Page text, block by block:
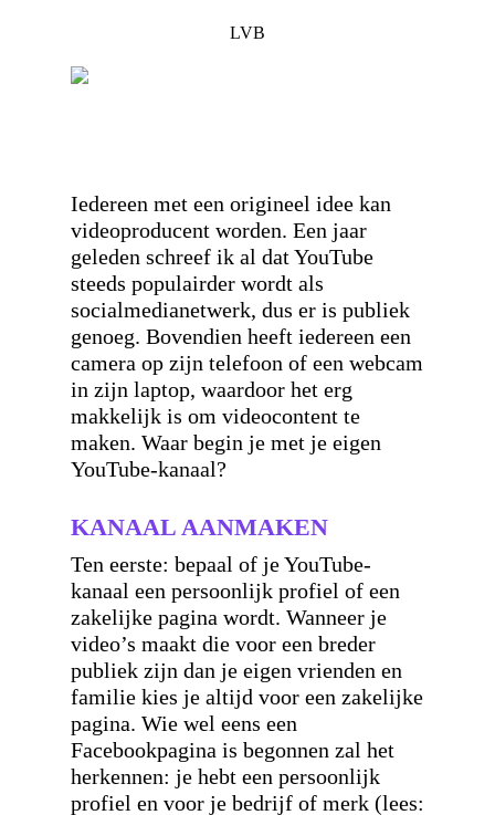
LVB
Iedereen met een origineel idee kan
videoproducent worden. Een jaar
geleden schreef ik al dat YouTube
steeds populairder wordt als
socialmedianetwerk, dus er is publiek
genoeg. Bovendien heeft iedereen een
camera op zijn telefoon of een webcam
in zijn laptop, waardoor het erg
makkelijk is om videocontent te
maken. Waar begin je met je eigen
YouTube-kanaal?
KANAAL AANMAKEN
Ten eerste: bepaal of je YouTube-
kanaal een persoonlijk profiel of een
zakelijke pagina wordt. Wanneer je
video’s maakt die voor een breder
publiek zijn dan je eigen vrienden en
familie kies je altijd voor een zakelijke
pagina. Wie wel eens een
Facebookpagina is begonnen zal het
herkennen: je hebt een persoonlijk
profiel en voor je bedrijf of merk (lees: